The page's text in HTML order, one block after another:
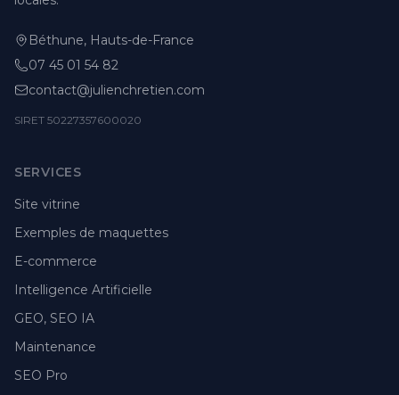
Béthune, Hauts-de-France
07 45 01 54 82
contact@julienchretien.com
SIRET 50227357600020
SERVICES
Site vitrine
Exemples de maquettes
E-commerce
Intelligence Artificielle
GEO, SEO IA
Maintenance
SEO Pro